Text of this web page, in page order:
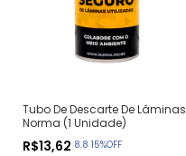
Tubo De Descarte De Lâminas
Norma (1 Unidade)
R$13,62 8.8 15%OFF